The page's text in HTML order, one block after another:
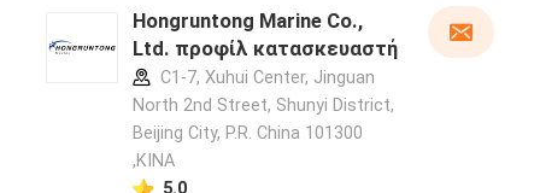
Hongruntong Marine Co.,
Ltd. προφίλ κατασκευαστή
C1-7, Xuhui Center, Jinguan
North 2nd Street, Shunyi District,
Beijing City, P.R. China 101300
,ΚΙΝΑ
5.0